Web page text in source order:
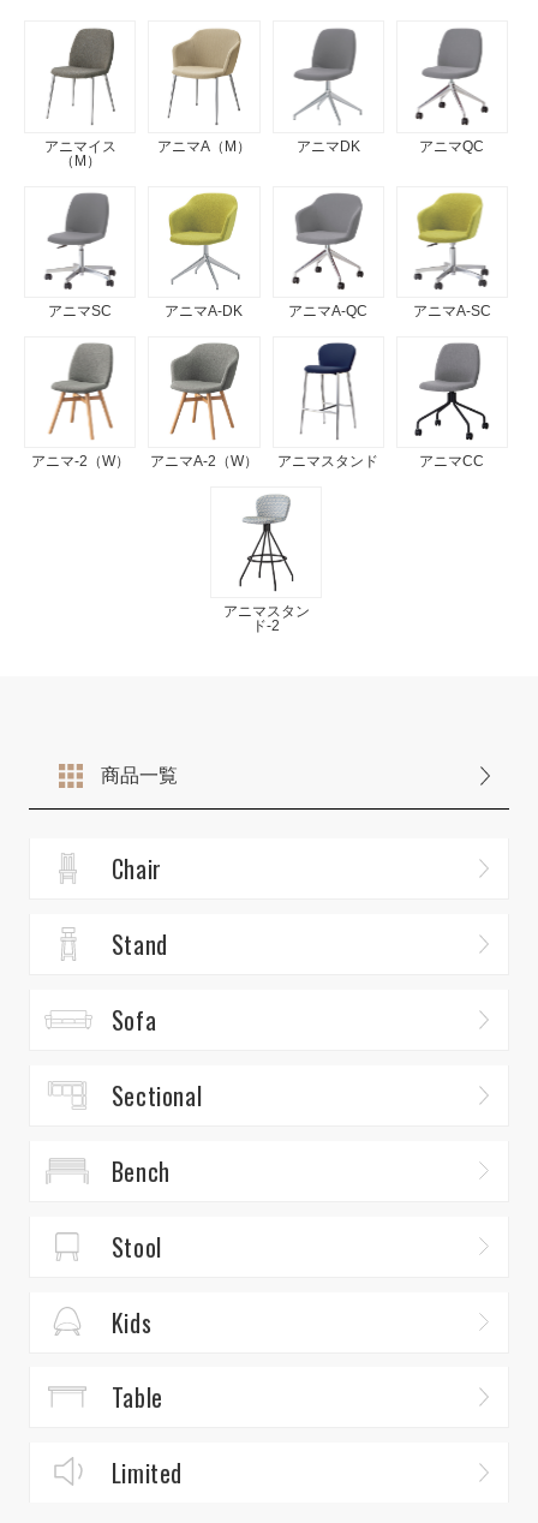
アニマイス
（M）
アニマA（M） アニマDK アニマQC
アニマSC アニマA-DK アニマA-QC アニマA-SC
アニマ-2（W） アニマA-2（W） アニマスタンド アニマCC
アニマスタン
ド-2
商品一覧
Chair
Stand
Sofa
Sectional
Bench
Stool
Kids
Table
Limited